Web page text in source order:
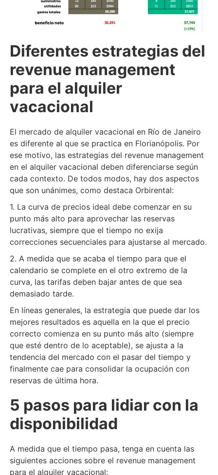
Diferentes estrategias del
revenue management
para el alquiler
vacacional
El mercado de alquiler vacacional en Río de Janeiro
es diferente al que se practica en Florianópolis. Por
ese motivo, las estrategias del revenue management
en el alquiler vacacional deben diferenciarse según
cada contexto. De todos modos, hay dos aspectos
que son unánimes, como destaca Orbirental:
1. La curva de precios ideal debe comenzar en su
punto más alto para aprovechar las reservas
lucrativas, siempre que el tiempo no exija
correcciones secuenciales para ajustarse al mercado.
2. A medida que se acaba el tiempo para que el
calendario se complete en el otro extremo de la
curva, las tarifas deben bajar antes de que sea
demasiado tarde.
En líneas generales, la estrategia que puede dar los
mejores resultados es aquella en la que el precio
correcto comienza en su punto más alto (siempre
que esté dentro de lo aceptable), se ajusta a la
tendencia del mercado con el pasar del tiempo y
finalmente cae para consolidar la ocupación con
reservas de última hora.
5 pasos para lidiar con la
disponibilidad
A medida que el tiempo pasa, tenga en cuenta las
siguientes acciones sobre el revenue management
para el alquiler vacacional: